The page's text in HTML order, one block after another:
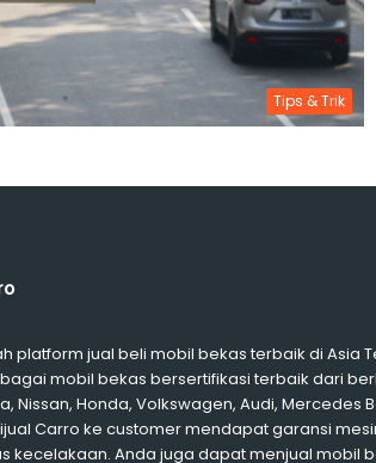
Tips & Trik
platform jual beli mobil bekas terbaik di Asia
mobil bekas bersertifikasi terbaik dari
Nissan, Honda, Volkswagen, Audi, Mercedes
Carro ke customer mendapat garansi
kecelakaan. Anda juga dapat menjual mobil